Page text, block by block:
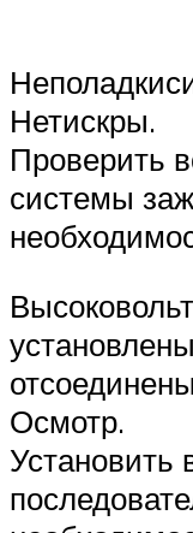
Нетискры.
Проверить
системы
Осмотр.
Установить